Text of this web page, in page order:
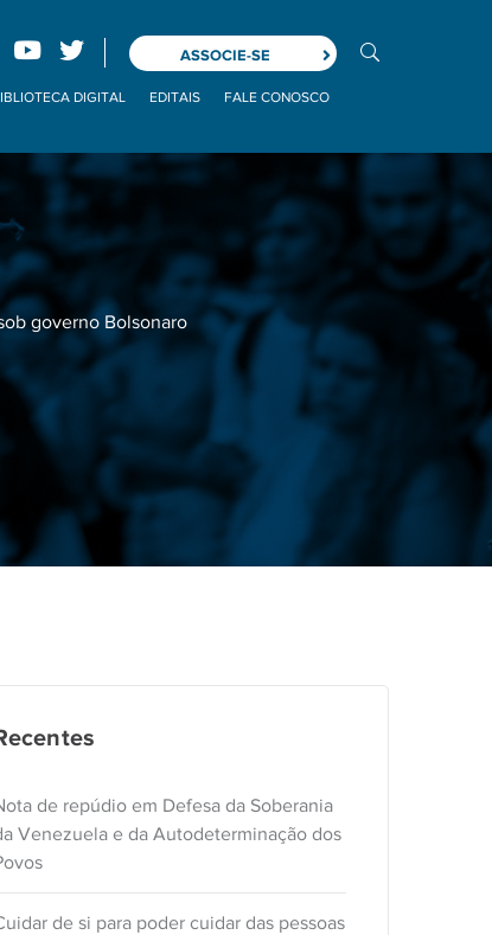
ASSOCIE-SE
DIGITAL EDITAIS FALE CONOSCO
governo Bolsonaro
de repúdio em Defesa da Soberania
Venezuela e da Autodeterminação dos
de si para poder cuidar das pessoas